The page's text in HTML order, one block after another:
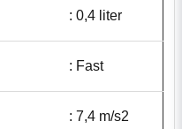
: 0,4 liter
: Fast
: 7,4 m/s2